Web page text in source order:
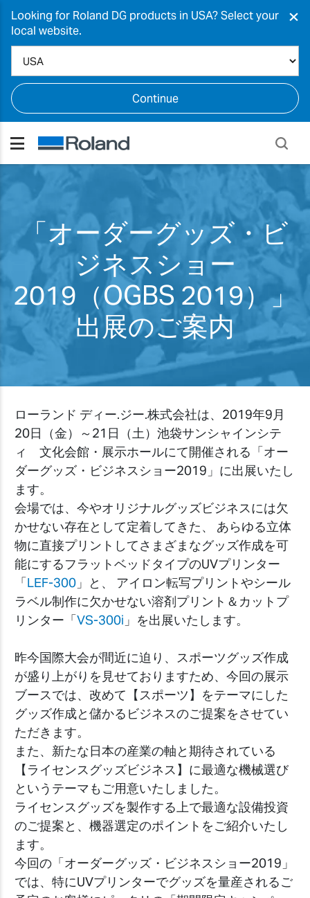
Looking for Roland DG products in USA? Select your
local website.
Continue
×
「オーダーグッズ・ビ
ジネスショー
2019（OGBS 2019）」
出展のご案内
ローランド ディー.ジー.株式会社は、2019年9月
20日（金）～21日（土）池袋サンシャインシテ
ィ 文化会館・展示ホールにて開催される「オー
ダーグッズ・ビジネスショー2019」に出展いたし
ます。
会場では、今やオリジナルグッズビジネスには欠
かせない存在として定着してきた、 あらゆる立体
物に直接プリントしてさまざまなグッズ作成を可
能にするフラットベッドタイプのUVプリンター
「LEF-300 」と、 アイロン転写プリントやシール
ラベル制作に欠かせない溶剤プリント＆カットプ
リンター「VS-300i 」を出展いたします。
昨今国際大会が間近に迫り、スポーツグッズ作成
が盛り上がりを見せておりますため、今回の展示
ブースでは、改めて【スポーツ】をテーマにした
グッズ作成と儲かるビジネスのご提案をさせてい
ただきます。
また、新たな日本の産業の軸と期待されている
【ライセンスグッズビジネス】に最適な機械選び
というテーマもご用意いたしました。
ライセンスグッズを製作する上で最適な設備投資
のご提案と、機器選定のポイントをご紹介いたし
ます。
今回の「オーダーグッズ・ビジネスショー2019」
では、特にUVプリンターでグッズを量産されるご